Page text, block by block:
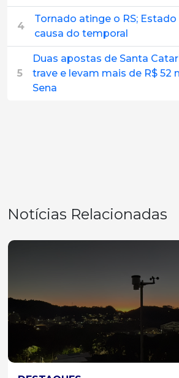
4
Tornado atinge o RS;
causa do temporal
5
Duas apostas de Santa
trave e levam mais de R$ 52
Sena
Notícias Relacionadas